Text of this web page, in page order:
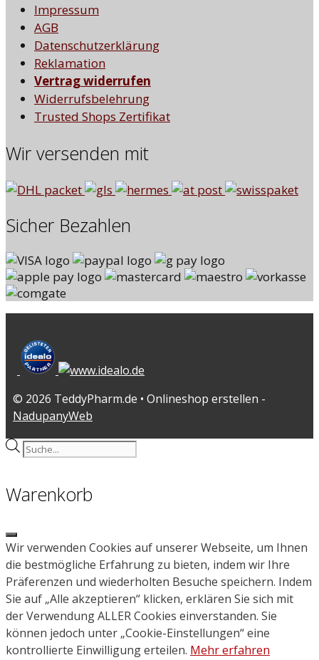
Impressum
AGB
Datenschutzerklärung
Reklamation
Vertrag widerrufen
Widerrufsbelehrung
Trusted Shops Zertifikat
Wir versenden mit
Sicher Bezahlen
© 2026 TeddyPharm.de • Onlineshop erstellen -
NadupanyWeb
Products
Warenkorb
Close
Wir verwenden Cookies auf unserer Webseite, um Ihnen
die bestmögliche Erfahrung zu bieten, indem wir Ihre
Präferenzen und wiederholten Besuche speichern. Indem
Sie auf „Alle akzeptieren“ klicken, erklären Sie sich mit
der Verwendung ALLER Cookies einverstanden. Sie
können jedoch unter „Cookie-Einstellungen“ eine
kontrollierte Einwilligung erteilen. Mehr erfahren